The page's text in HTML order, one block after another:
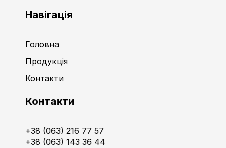
Навігація
Головна
Продукція
Контакти
Контакти
+38 (063) 216 77 57
+38 (063) 143 36 44